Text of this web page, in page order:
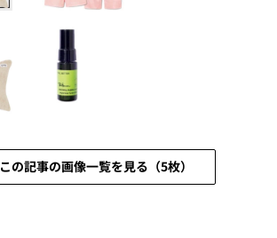
この記事の画像一覧を見る（5枚）